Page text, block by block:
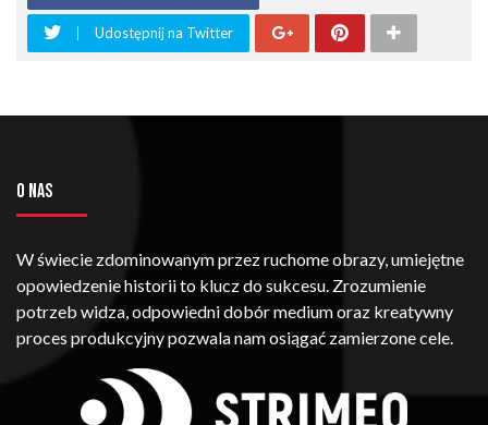
Udostępnij na Twitter
O NAS
W świecie zdominowanym przez ruchome obrazy, umiejętne
opowiedzenie historii to klucz do sukcesu. Zrozumienie
potrzeb widza, odpowiedni dobór medium oraz kreatywny
proces produkcyjny pozwala nam osiągać zamierzone cele.